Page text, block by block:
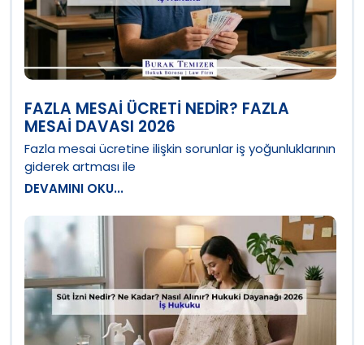
FAZLA MESAI ÜCRETI NEDIR? FAZLA
MESAI DAVASI 2026
Fazla mesai ücretine ilişkin sorunlar iş yoğunluklarının
giderek artması ile
DEVAMINI OKU...